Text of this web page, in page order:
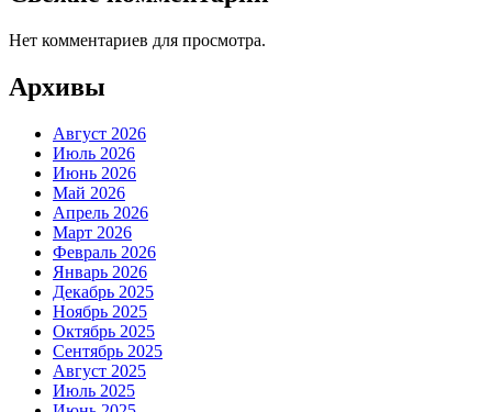
Нет комментариев для просмотра.
Архивы
Август 2026
Июль 2026
Июнь 2026
Май 2026
Апрель 2026
Март 2026
Февраль 2026
Январь 2026
Декабрь 2025
Ноябрь 2025
Октябрь 2025
Сентябрь 2025
Август 2025
Июль 2025